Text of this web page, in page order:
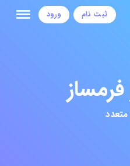
ثبت نام ورود
متعدد